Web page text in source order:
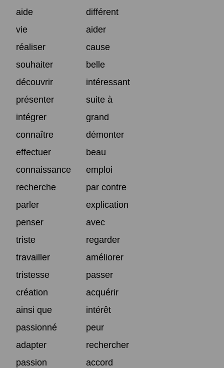
aide
différent
vie
aider
réaliser
cause
souhaiter
belle
découvrir
intéressant
présenter
suite à
intégrer
grand
connaître
démonter
effectuer
beau
connaissance
emploi
recherche
par contre
parler
explication
penser
avec
triste
regarder
travailler
améliorer
tristesse
passer
création
acquérir
ainsi que
intérêt
passionné
peur
adapter
rechercher
passion
accord